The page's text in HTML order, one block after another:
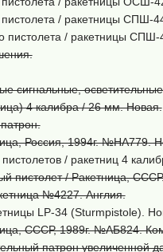
/ ракетницы СПШ-
пистолета / ракетницы
сигнальные,
4 калибра / 26 мм. Новая.
Россия, 1994г. №НА779.
/ ракетниц 4
/ Ракетница,
№4227. Англия.
LP-34 (Sturmpistole).
СССР, 1989г. №АБ824.
патрон увеличенной